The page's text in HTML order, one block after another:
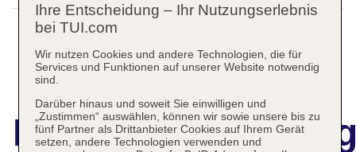
Ihre Entscheidung – Ihr Nutzungserlebnis
bei TUI.com
Wir nutzen Cookies und andere Technologien, die für
Services und Funktionen auf unserer Website notwendig
sind.
Darüber hinaus und soweit Sie einwilligen und
„Zustimmen“ auswählen, können wir sowie unsere bis zu
fünf Partner als Drittanbieter Cookies auf Ihrem Gerät
setzen, andere Technologien verwenden und